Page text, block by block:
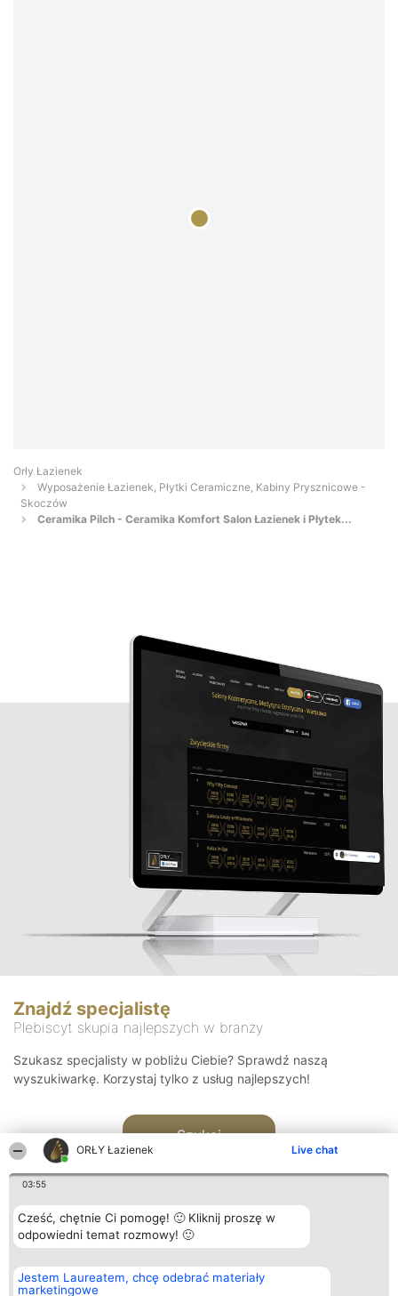
ORŁY Łazienek Live chat
03:55
Cześć, chętnie Ci pomogę! 🙂 Kliknij proszę w
odpowiedni temat rozmowy! 🙂
Jestem Laureatem, chcę odebrać materiały
marketingowe
Orły Łazienek
Wyposażenie Łazienek, Płytki Ceramiczne, Kabiny Prysznicowe -
Skoczów
Ceramika Pilch - Ceramika Komfort Salon Łazienek i Płytek...
Znajdź specjalistę
Plebiscyt skupia najlepszych w branży
Szukasz specjalisty w pobliżu Ciebie? Sprawdź naszą
wyszukiwarkę. Korzystaj tylko z usług najlepszych!
Szukaj
Organizator plebiscytu
Bright Side Solutions sp. z o.
o. sp. k.
Plebiscyt
Laureaci
Kontakt
Kontakt